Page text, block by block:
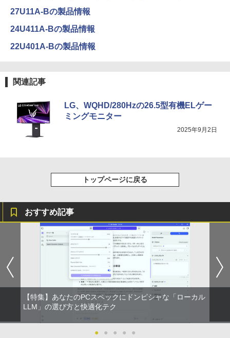
27U11A-Bの製品情報
24U411A-Bの製品情報
22U401A-Bの製品情報
関連記事
LG、WQHD/280Hzの26.5型有機ELゲー
ミングモニター
2025年9月2日
トップページに戻る
おすすめ記事
【特集】あなたのPCスペックにドンピシャな「ローカル
LLM」の選び方と快適化テク
● ● ● ● ●